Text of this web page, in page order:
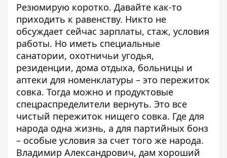
Резюмирую коротко. Давайте как-то
приходить к равенству. Никто не
обсуждает сейчас зарплаты, стаж, условия
работы. Но иметь специальные
санатории, охотничьи угодья,
резиденции, дома отдыха, больницы и
аптеки для номенклатуры – это пережиток
совка. Тогда можно и продуктовые
спецраспределители вернуть. Это все
чистый пережиток нищего совка. Где для
народа одна жизнь, а для партийных бонз
– особые условия за счет того же народа.
Владимир Александрович, дам хороший